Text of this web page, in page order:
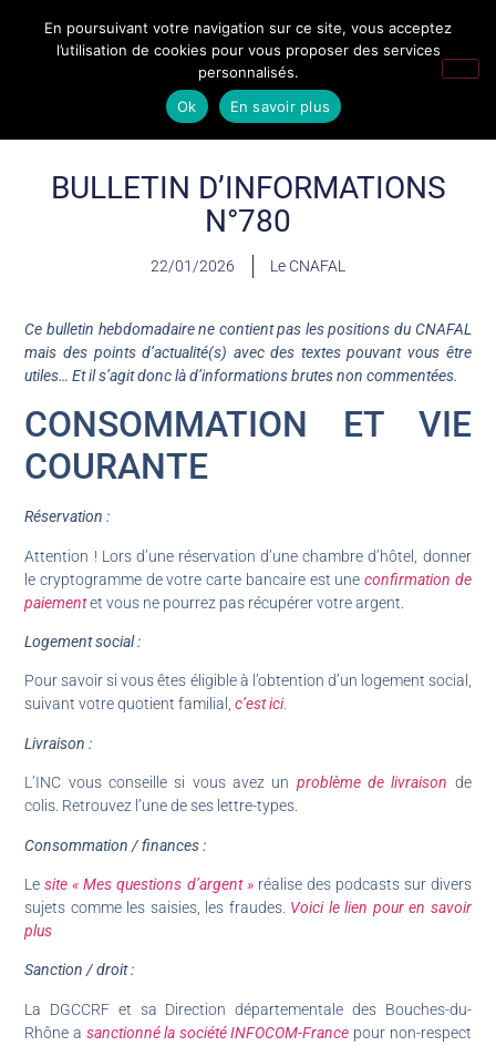
BULLETIN D’INFORMATIONS
N°780
22/01/2026 Le CNAFAL
Ce bulletin hebdomadaire ne contient pas les positions du CNAFAL
mais des points d’actualité(s) avec des textes pouvant vous être
utiles… Et il s’agit donc là d’informations brutes non commentées.
CONSOMMATION ET VIE
COURANTE
Réservation :
Attention ! Lors d’une réservation d’une chambre d’hôtel, donner
le cryptogramme de votre carte bancaire est une confirmation de
paiementet vous ne pourrez pas récupérer votre argent.
Logement social :
Pour savoir si vous êtes éligible à l’obtention d’un logement social,
suivant votre quotient familial,c’est ici.
Livraison :
L’INC vous conseille si vous avez un problème de livraison de
colis. Retrouvez l’une de ses lettre-types.
Consommation / finances :
Lesite « Mes questions d’argent »réalise des podcasts sur divers
sujets comme les saisies, les fraudes. Voici le lien pour en savoir
plus
Sanction / droit :
La DGCCRF et sa Direction départementale des Bouches-du-
Rhône a sanctionné la société INFOCOM-France pour non-respect
En poursuivant votre navigation sur ce site, vous acceptez
l’utilisation de cookies pour vous proposer des services
personnalisés.
Ok
En savoir plus